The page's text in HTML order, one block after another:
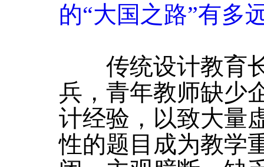
的“大国之路”有多
传统设计教育长
兵，青年教师缺少
计经验，以致大量
性的题目成为教学